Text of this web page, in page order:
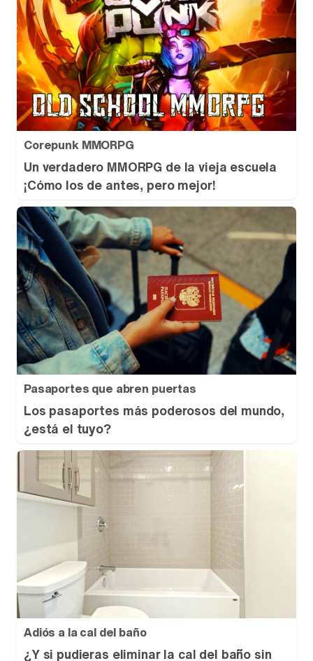
Corepunk MMORPG
Un verdadero MMORPG de la vieja escuela
¡Cómo los de antes, pero mejor!
Pasaportes que abren puertas
Los pasaportes más poderosos del mundo,
¿está el tuyo?
Adiós a la cal del baño
¿Y si pudieras eliminar la cal del baño sin